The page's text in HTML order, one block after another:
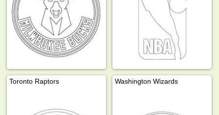
Toronto Raptors Washington Wizards